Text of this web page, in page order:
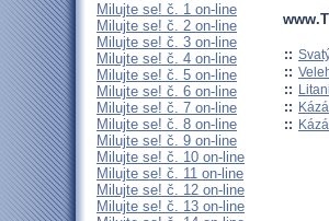
Milujte se! č. 1 on-line
Milujte se! č. 2 on-line
Milujte se! č. 3 on-line
Milujte se! č. 4 on-line
Milujte se! č. 5 on-line
Milujte se! č. 6 on-line
Milujte se! č. 7 on-line
Milujte se! č. 8 on-line
Milujte se! č. 9 on-line
Milujte se! č. 10 on-line
Milujte se! č. 11 on-line
Milujte se! č. 12 on-line
Milujte se! č. 13 on-line
::
::
::
::
::